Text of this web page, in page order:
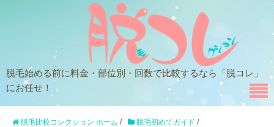
脱毛始める前に料金・部位別・回数で比較するなら「脱コレ」
にお任せ！
脱毛比較コレクション ホーム / 脱毛初めてガイド /